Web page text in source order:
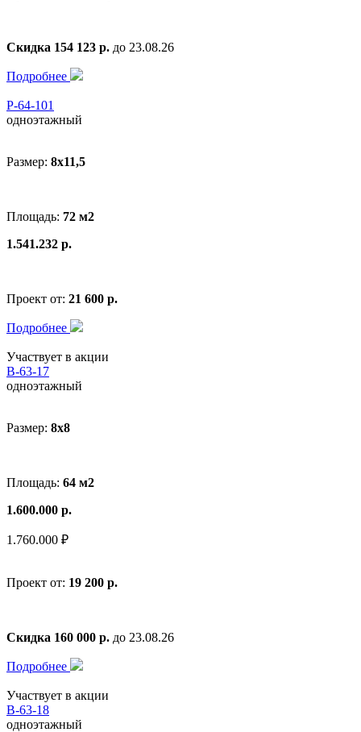
Скидка 154 123 р. до 23.08.26
Подробнее
Р-64-101
одноэтажный
Размер: 8x11,5
Площадь: 72 м2
1.541.232 р.
Проект от: 21 600 р.
Подробнее
Участвует в акции
В-63-17
одноэтажный
Размер: 8x8
Площадь: 64 м2
1.600.000 р.
1.760.000 ₽
Проект от: 19 200 р.
Скидка 160 000 р. до 23.08.26
Подробнее
Участвует в акции
В-63-18
одноэтажный